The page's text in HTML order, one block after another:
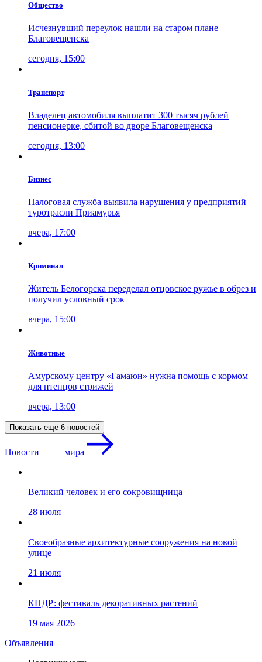
Общество
Исчезнувший переулок нашли на старом плане
Благовещенска
сегодня, 15:00
Транспорт
Владелец автомобиля выплатит 300 тысяч рублей
пенсионерке, сбитой во дворе Благовещенска
сегодня, 13:00
Бизнес
Налоговая служба выявила нарушения у предприятий
туротрасли Приамурья
вчера, 17:00
Криминал
Житель Белогорска переделал отцовское ружье в обрез и
получил условный срок
вчера, 15:00
Животные
Амурскому центру «Гамаюн» нужна помощь с кормом
для птенцов стрижей
вчера, 13:00
Показать ещё 6 новостей
Новости мира
Великий человек и его сокровищница
28 июля
Своеобразные архитектурные сооружения на новой
улице
21 июля
КНДР: фестиваль декоративных растений
19 мая 2026
Объявления